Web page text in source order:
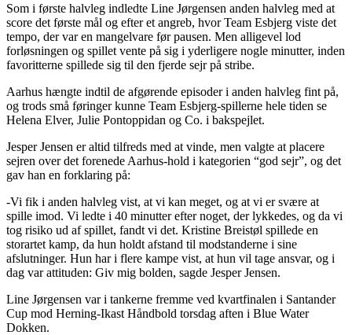
Som i første halvleg indledte Line Jørgensen anden halvleg med at
score det første mål og efter et angreb, hvor Team Esbjerg viste det
tempo, der var en mangelvare før pausen. Men alligevel lod
forløsningen og spillet vente på sig i yderligere nogle minutter, inden
favoritterne spillede sig til den fjerde sejr på stribe.
Aarhus hængte indtil de afgørende episoder i anden halvleg fint på,
og trods små føringer kunne Team Esbjerg-spillerne hele tiden se
Helena Elver, Julie Pontoppidan og Co. i bakspejlet.
Jesper Jensen er altid tilfreds med at vinde, men valgte at placere
sejren over det forenede Aarhus-hold i kategorien “god sejr”, og det
gav han en forklaring på:
-Vi fik i anden halvleg vist, at vi kan meget, og at vi er svære at
spille imod. Vi ledte i 40 minutter efter noget, der lykkedes, og da vi
tog risiko ud af spillet, fandt vi det. Kristine Breistøl spillede en
storartet kamp, da hun holdt afstand til modstanderne i sine
afslutninger. Hun har i flere kampe vist, at hun vil tage ansvar, og i
dag var attituden: Giv mig bolden, sagde Jesper Jensen.
Line Jørgensen var i tankerne fremme ved kvartfinalen i Santander
Cup mod Herning-Ikast Håndbold torsdag aften i Blue Water
Dokken.